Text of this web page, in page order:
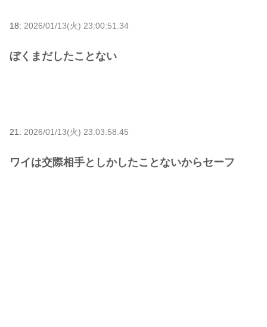
18: 2026/01/13(火) 23:00:51.34
ぼくまだしたことない
21: 2026/01/13(火) 23:03:58.45
ワイは交際相手としかしたことないからセーフ